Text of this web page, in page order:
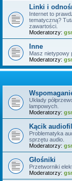
Linki i
Internet to
tematyczną?
zawartości.
Moderatorzy:
Inne
Masz nietypowy
Moderatorzy:
Układy
lampowych.
Moderatorzy:
Kącik
Problematyka
sprzętu audio.
Moderatorzy:
Głośniki
Przetworniki
Moderatorzy: